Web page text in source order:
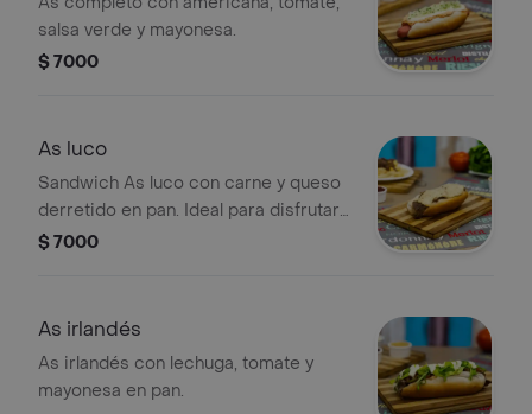
salsa verde y mayonesa.
$ 7000
As luco
Sandwich As luco con carne y queso
derretido en pan. Ideal para disfrutar
como plato principal.
$ 7000
As irlandés
As irlandés con lechuga, tomate y
mayonesa en pan.